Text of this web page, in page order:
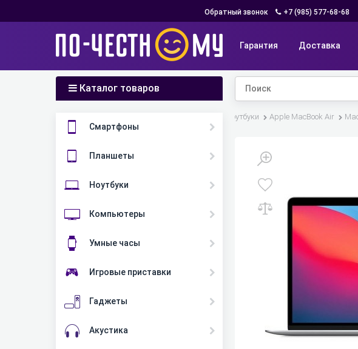
Обратный звонок +7 (985) 577-68-68
Гарантия Доставка
Каталог товаров
Смартфоны
Планшеты
Ноутбуки
Компьютеры
Умные часы
Игровые приставки
Гаджеты
Акустика
Ноутбуки Apple MacBook Air